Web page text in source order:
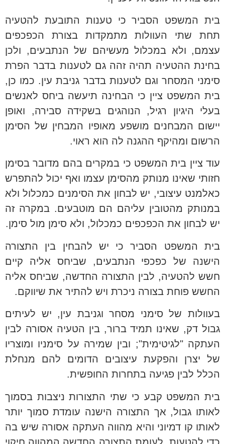
בית המשפט הסביר כי טענות התובעת להטעיה
תחת שתי העוולות מתמקדות בצורת הכפכפים
עצמם, ולא במכלול מעשיהם של הנתבעים, ולכן
בחינת ההטעיה תהיה זהה גם לטענות בדבר הפרת
סימני המסחר וגם לטענות בדבר גניבת עין. כמו כן,
בית המשפט ציין כי הבחינה תיעשה ביחס לאנשים
בעלי היגיון רגיל, הנוהגים בשקידה סבירה, ואופן
יישום המבחנים מושפע מאופיו המבחין של הסימן
הרשום ומהיקף ההגנה לה הוא ראוי.
עוד ציין בית המשפט כי במקרים בהם מדובר בסימן
חזותי שאינו מנותק מהסימן עצמו ואף יכול להתפרש
כאלמנט עיצובי, יש לבחון את הסימנים כמכלול ולא
במנותק מהטובין עליהם הם מוטבעים. במקרה זה
יש לבחון את הכפכפים כמכלול, ולא סימן מול סימן.
בית המשפט הסביר כי יש להבחין בין התצורה
הישנה של כפכפי הנתבעים, שביחס אליה קיים
חשש להטעיה, לבין התצורה החדשה, שביחס אליה
החשש פוחת בצורה ניכרת ויש להתיר את שיווקם.
בעוולות של סימני מסחר וגניבת עין, יש לעיתים
גבול דק, שאינו תמיד ברור, בין הטעיה אסורה לבין
העתקה "לגיטימית"; ובין שמירה על סימניו ומוצריו
של יצרן והפקעת עיצובים הדומים להם מנחלת
הכלל לבין פגיעה בתחרות החופשית.
בית המשפט קבע כי שתי התצורות ניצבות בסמוך
לאותו גבול, אך התצורה הישנה עומדת סמוך יותר
לאותו קו דמיוני והיא מהווה העתקה אסורה שיש בה
כדי להטעות, לעומת התצורה החדשה המהווה חיקוי